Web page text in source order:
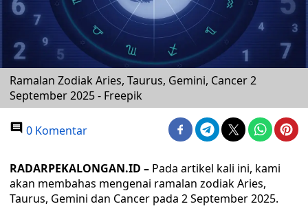
Ramalan Zodiak Aries, Taurus, Gemini, Cancer 2
September 2025 - Freepik
0 Komentar
RADARPEKALONGAN.ID – Pada artikel kali ini, kami
akan membahas mengenai ramalan zodiak Aries,
Taurus, Gemini dan Cancer pada 2 September 2025.